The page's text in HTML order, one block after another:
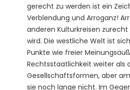
gerecht zu werden ist ein
Verblendung und Arroganz!
anderen Kulturkreisen
wird. Die westliche Welt ist
Punkte wie freier
Rechtsstaatlichkeit weiter als
Gesellschaftsformen, aber
sie noch lange nicht. Im